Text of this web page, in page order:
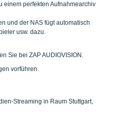
einem perfekten Aufnahmearchiv
und der NAS fügt automatisch
usw. dazu.
Sie bei ZAP AUDIOVISION.
vorführen.
Streaming in Raum Stuttgart,